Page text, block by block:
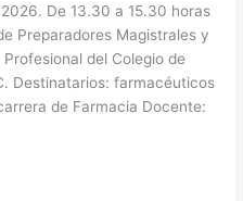
De 13.30 a 15.30 horas
Preparadores Magistrales y
del Colegio de
Destinatarios: farmacéuticos
de Farmacia Docente: